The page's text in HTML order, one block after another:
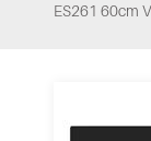
ES261 60cm